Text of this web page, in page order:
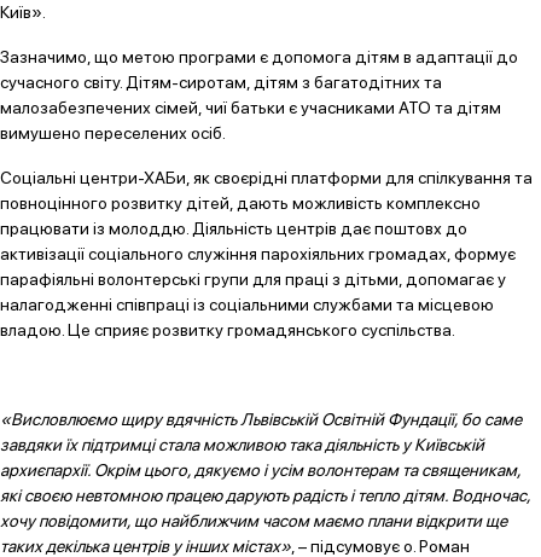
Київ».
Зазначимо, що метою програми є допомога дітям в адаптації до
сучасного світу. Дітям-сиротам, дітям з багатодітних та
малозабезпечених сімей, чиї батьки є учасниками АТО та дітям
вимушено переселених осіб.
Соціальні центри-ХАБи, як своєрідні платформи для спілкування та
повноцінного розвитку дітей, дають можливість комплексно
працювати із молоддю. Діяльність центрів дає поштовх до
активізації соціального служіння парохіяльних громадах, формує
парафіяльні волонтерські групи для праці з дітьми, допомагає у
налагодженні співпраці із соціальними службами та місцевою
владою. Це сприяє розвитку громадянського суспільства.
«Висловлюємо щиру вдячність Львівській Освітній Фундації, бо саме
завдяки їх підтримці стала можливою така діяльність у Київській
архиєпархії. Окрім цього, дякуємо і усім волонтерам та священикам,
які своєю невтомною працею дарують радість і тепло дітям. Водночас,
хочу повідомити, що найближчим часом маємо плани відкрити ще
таких декілька центрів у інших містах» , – підсумовує о. Роман